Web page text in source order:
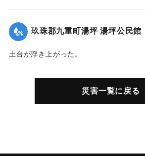
｜固有コード:00781001
玖珠郡九重町湯坪 湯坪公民館
土台が浮き上がった。
｜固有コード:00781003
災害一覧に戻る